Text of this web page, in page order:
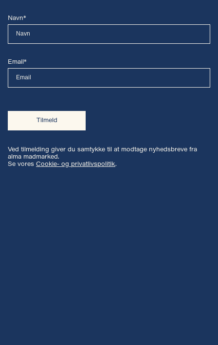
Navn*
Email*
Tilmeld
Ved tilmelding giver du samtykke til at modtage nyhedsbreve fra
alma madmarked.
Se vores Cookie- og privatlivspolitik.